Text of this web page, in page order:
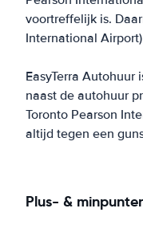
voortreffelijk is.
International Airport)
EasyTerra
naast de autohuur
Toronto Pearson
altijd tegen een
Plus- &